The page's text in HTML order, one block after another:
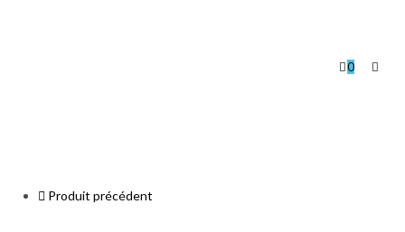
0
Produit précédent